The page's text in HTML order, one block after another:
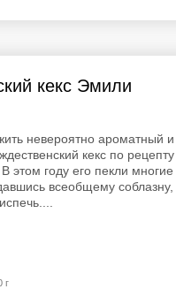
кекс Эмили
невероятно ароматный и
кекс по рецепту
этом году его пекли многие
всеобщему соблазну,
г